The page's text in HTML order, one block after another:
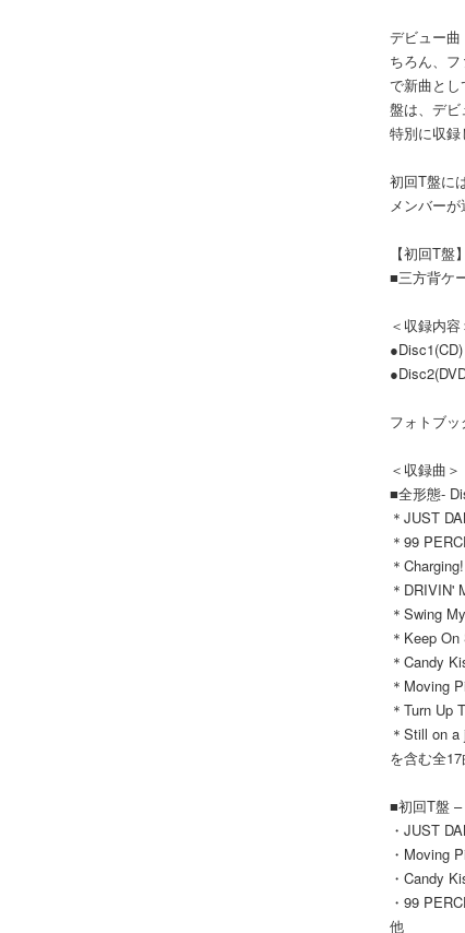
デビュー
ちろん、
で新曲とし
盤は、デビ
特別に収録
初回T盤に
メンバー
【初回T盤
■三方背ケ
＜収録内容
フォトブッ
＜収録曲＞
■全形態-
＊JUST
＊99
＊Charging!
＊DRIVIN'
＊Swing
＊Keep
＊Candy
＊Moving
＊Turn Up
＊Still on a
を含む全
■初回T盤
・JUST
・Moving
・Candy
・99
他